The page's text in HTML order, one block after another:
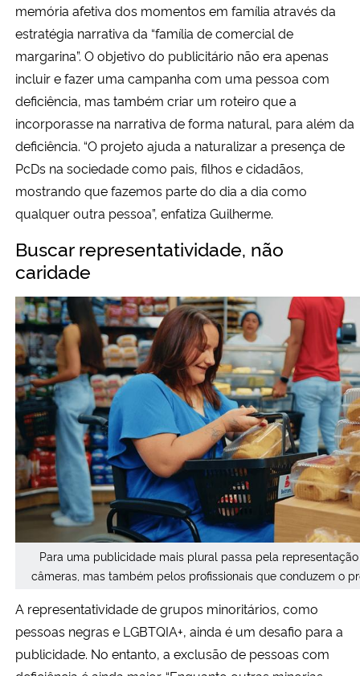
memória afetiva dos momentos em família através da
estratégia narrativa da “família de comercial de
margarina”. O objetivo do publicitário não era apenas
incluir e fazer uma campanha com uma pessoa com
deficiência, mas também criar um roteiro que a
incorporasse na narrativa de forma natural, para além da
deficiência. “O projeto ajuda a naturalizar a presença de
PcDs na sociedade como pais, filhos e cidadãos,
mostrando que fazemos parte do dia a dia como
qualquer outra pessoa”, enfatiza Guilherme.
Buscar representatividade, não
caridade
Para uma publicidade mais plural passa pela
câmeras, mas também pelos profissionais que conduzem o
A representatividade de grupos minoritários, como
pessoas negras e LGBTQIA+, ainda é um desafio para a
publicidade. No entanto, a exclusão de pessoas com